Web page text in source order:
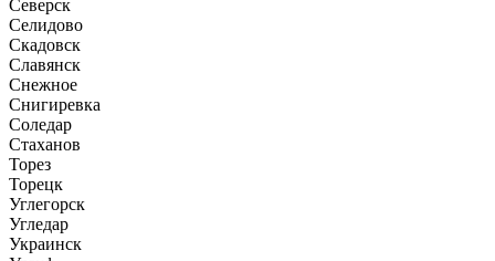
Северск
Селидово
Скадовск
Славянск
Снежное
Снигиревка
Соледар
Стаханов
Торез
Торецк
Углегорск
Угледар
Украинск